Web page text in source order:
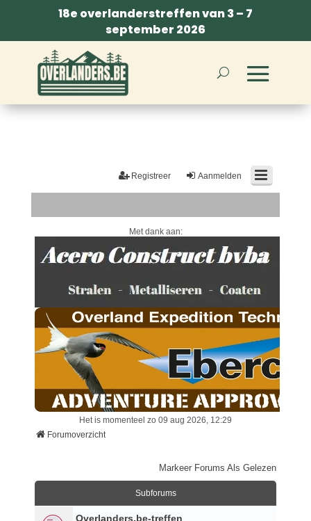
18e overlanderstreffen van 3 – 7
september 2026